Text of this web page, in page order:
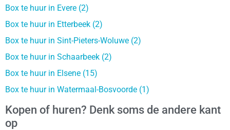
Box te huur in Evere (2)
Box te huur in Etterbeek (2)
Box te huur in Sint-Pieters-Woluwe (2)
Box te huur in Schaarbeek (2)
Box te huur in Elsene (15)
Box te huur in Watermaal-Bosvoorde (1)
Kopen of huren? Denk soms de andere kant
op